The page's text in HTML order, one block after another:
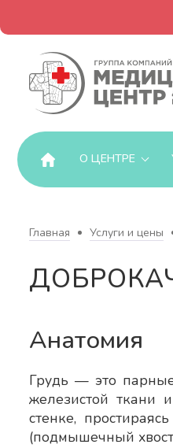
О ЦЕНТРЕ
Главная Услуги и цены
Анатомия
Грудь — это
железистой ткани
стенке,
(подмышечный